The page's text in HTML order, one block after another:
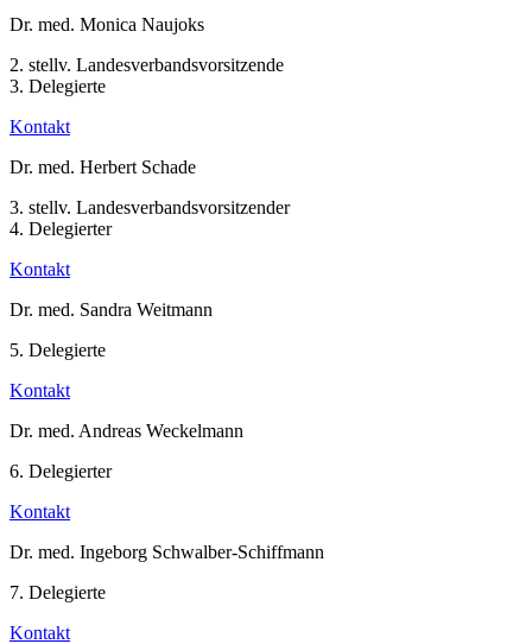
Dr. med. Monica Naujoks
2. stellv. Landesverbandsvorsitzende
3. Delegierte
Kontakt
Dr. med. Herbert Schade
3. stellv. Landesverbandsvorsitzender
4. Delegierter
Kontakt
Dr. med. Sandra Weitmann
5. Delegierte
Kontakt
Dr. med. Andreas Weckelmann
6. Delegierter
Kontakt
Dr. med. Ingeborg Schwalber-Schiffmann
7. Delegierte
Kontakt